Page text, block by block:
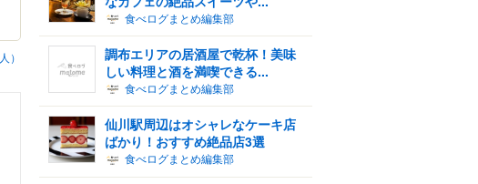
人）
食べログまとめ編集部
調布エリアの居酒屋で乾杯！美味
しい料理と酒を満喫できる...
食べログまとめ編集部
仙川駅周辺はオシャレなケーキ店
ばかり！おすすめ絶品店3選
食べログまとめ編集部